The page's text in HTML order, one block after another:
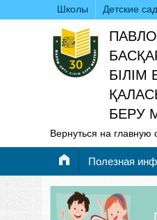
Школы Детские
БІЛІМ
БЕРУ
Вернуться на главную
Полезная